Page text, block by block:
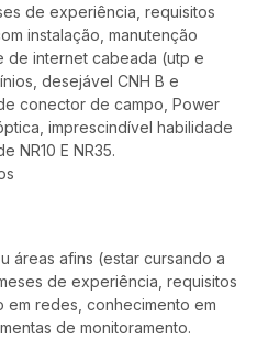
de experiência, requisitos
instalação, manutenção
de internet cabeada (utp e
desejável CNH B e
conector de campo, Power
imprescindível habilidade
NR10 E NR35.
áreas afins (estar cursando a
de experiência, requisitos
em redes, conhecimento em
de monitoramento.